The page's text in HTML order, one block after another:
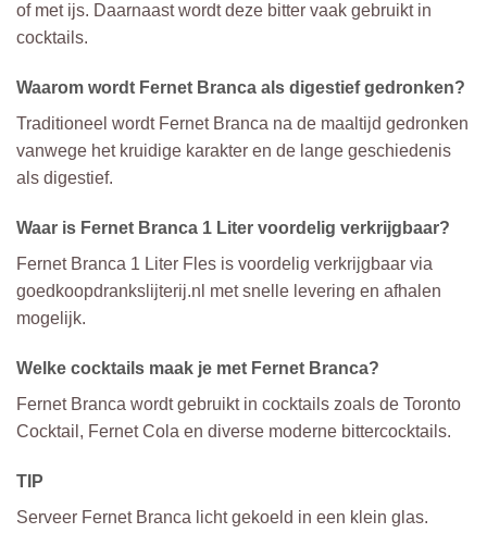
of met ijs. Daarnaast wordt deze bitter vaak gebruikt in
cocktails.
Waarom wordt Fernet Branca als digestief gedronken?
Traditioneel wordt Fernet Branca na de maaltijd gedronken
vanwege het kruidige karakter en de lange geschiedenis
als digestief.
Waar is Fernet Branca 1 Liter voordelig verkrijgbaar?
Fernet Branca 1 Liter Fles is voordelig verkrijgbaar via
goedkoopdrankslijterij.nl met snelle levering en afhalen
mogelijk.
Welke cocktails maak je met Fernet Branca?
Fernet Branca wordt gebruikt in cocktails zoals de Toronto
Cocktail, Fernet Cola en diverse moderne bittercocktails.
TIP
Serveer Fernet Branca licht gekoeld in een klein glas.